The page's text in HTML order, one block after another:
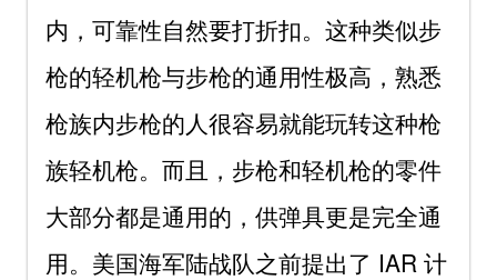
内，可靠性自然要打折扣。这种类似步
枪的轻机枪与步枪的通用性极高，熟悉
枪族内步枪的人很容易就能玩转这种枪
族轻机枪。而且，步枪和轻机枪的零件
大部分都是通用的，供弹具更是完全通
用。美国海军陆战队之前提出了 IAR 计